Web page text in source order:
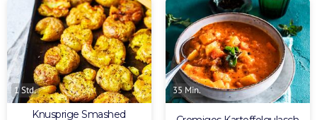
1 Std.
Knusprige Smashed
35 Min.